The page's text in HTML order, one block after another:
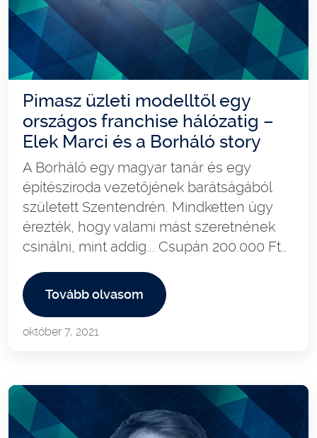
Pimasz üzleti modelltől egy
országos franchise hálózatig –
Elek Marci és a Borháló story
A Borháló egy magyar tanár és egy
építésziroda vezetőjének barátságából
született Szentendrén. Mindketten úgy
érezték, hogy valami mást szeretnének
csinálni, mint addig... Csupán 200.000 Ft…
Tovább olvasom
október 7, 2021